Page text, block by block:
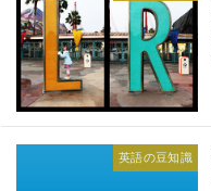
英語の豆知識